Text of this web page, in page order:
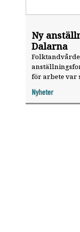
Ny
Dalarna
för arbete var
Nyheter